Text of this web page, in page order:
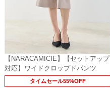
【NARACAMICIE】【セットアップ
対応】ワイドクロップドパンツ
タイムセール55%OFF